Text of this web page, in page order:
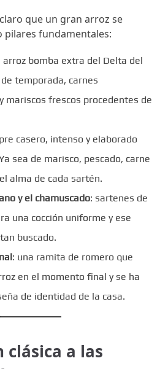
que un gran arroz se
pilares fundamentales:
arroz bomba extra del Delta del
temporada, carnes
mariscos frescos procedentes de
casero, intenso y elaborado
sea de marisco, pescado, carne
alma de cada sartén.
y el chamuscado: sartenes de
una cocción uniforme y ese
buscado.
: una ramita de romero que
en el momento final y se ha
de identidad de la casa.
clásica a las